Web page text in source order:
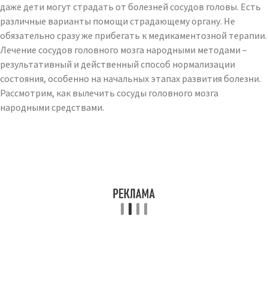
даже дети могут страдать от болезней сосудов головы. Есть
различные варианты помощи страдающему органу. Не
обязательно сразу же прибегать к медикаментозной терапии.
Лечение сосудов головного мозга народными методами –
результативный и действенный способ нормализации
состояния, особенно на начальных этапах развития болезни.
Рассмотрим, как вылечить сосуды головного мозга
народными средствами.